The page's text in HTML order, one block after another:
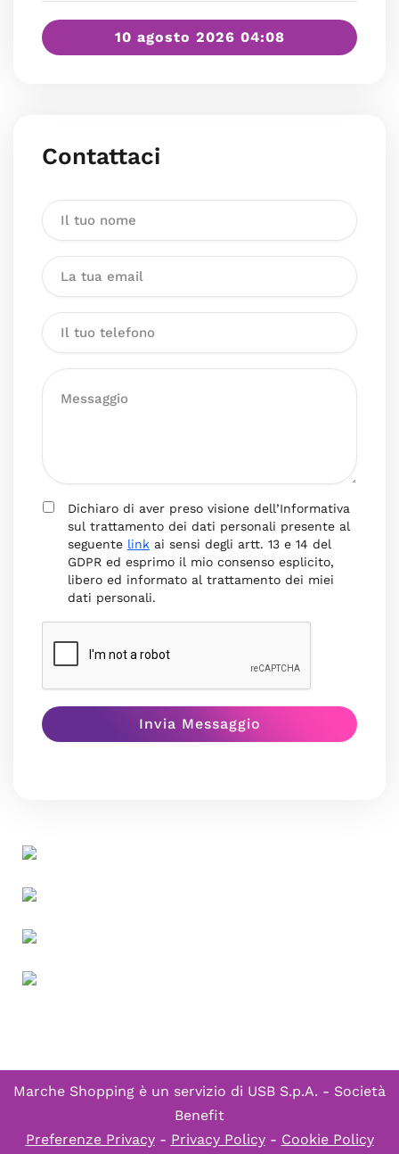
10 agosto 2026 04:08
Contattaci
Dichiaro di aver preso visione dell’Informativa
sul trattamento dei dati personali presente al
seguente link ai sensi degli artt. 13 e 14 del
GDPR ed esprimo il mio consenso esplicito,
libero ed informato al trattamento dei miei
dati personali.
Marche Shopping è un servizio di USB S.p.A. - Società
Benefit
Preferenze Privacy- Privacy Policy- Cookie Policy